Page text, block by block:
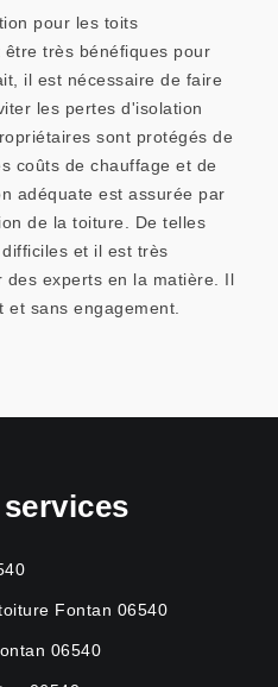
pour les toits
très bénéfiques pour
il est nécessaire de faire
les pertes d'isolation
sont protégés de
coûts de chauffage et de
adéquate est assurée par
de la toiture. De telles
et il est très
des experts en la matière. Il
et sans engagement.
Fontan 06540
06540